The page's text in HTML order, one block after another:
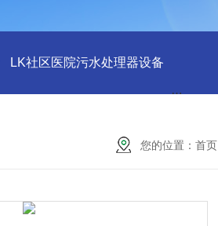
LK社区医院污水处理器设备
您的位置：首页